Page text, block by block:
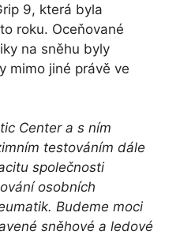
9, která byla
roku. Oceňované
na sněhu byly
mimo jiné právě ve
Center a s ním
testováním dále
společnosti
osobních
Budeme moci
sněhové a ledové